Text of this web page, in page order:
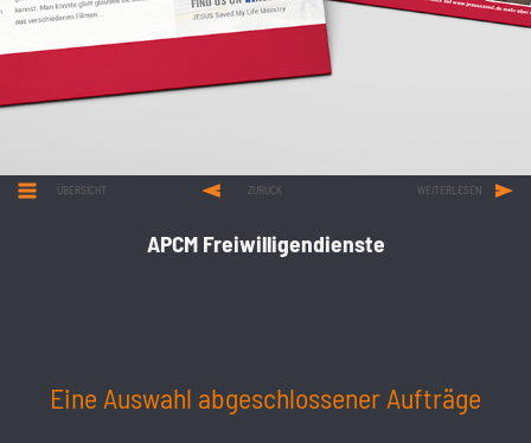
ÜBERSICHT ZURÜCK WEITERLESEN
APCM Freiwilligendienste
Eine Auswahl abgeschlossener Aufträge